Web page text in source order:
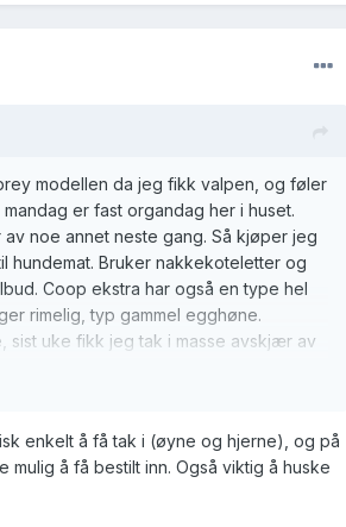
modellen da jeg fikk valpen, og føler
er fast organdag her i huset.
noe annet neste gang. Så kjøper jeg
hundemat. Bruker nakkekoteletter og
Coop ekstra har også en type hel
rimelig, typ gammel egghøne.
sist uke fikk jeg tak i masse avskjær av
eller Sverige sliter jeg litt.
å la skallet ligge igjen.
enkelt å få tak i (øyne og hjerne), og på
å få bestilt inn. Også viktig å huske